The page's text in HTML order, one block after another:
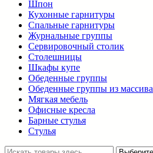
Шпон
Кухонные гарнитуры
Спальные гарнитуры
Журнальные группы
Сервировочный столик
Столешницы
Шкафы купе
Обеденные группы
Обеденные группы из массива
Мягкая мебель
Офисные кресла
Барные стулья
Стулья